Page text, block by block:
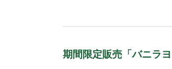
期間限定販売「バニラ